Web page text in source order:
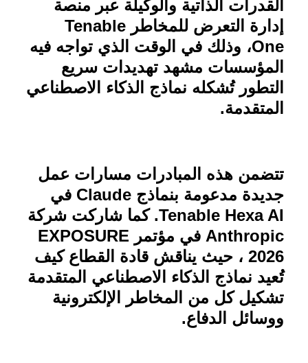
القدرات الذاتية والوكيلة عبر منصة
إدارة التعرض للمخاطر Tenable
One، وذلك في الوقت الذي تواجه فيه
المؤسسات مشهد تهديدات سريع
التطور تُشكله نماذج الذكاء الاصطناعي
المتقدمة.
تتضمن هذه المبادرات مسارات عمل
جديدة مدعومة بنماذج Claude في
Tenable Hexa AI. كما شاركت شركة
Anthropic في مؤتمر EXPOSURE
2026 ، حيث يناقش قادة القطاع كيف
تُعيد نماذج الذكاء الاصطناعي المتقدمة
تشكيل كل من المخاطر الإلكترونية
ووسائل الدفاع.